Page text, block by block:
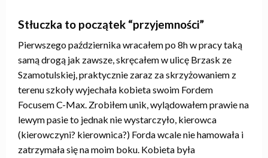
Stłuczka to początek “przyjemności”
Pierwszego października wracałem po 8h w pracy taką
samą drogą jak zawsze, skręcałem w ulicę Brzask ze
Szamotulskiej, praktycznie zaraz za skrzyżowaniem z
terenu szkoły wyjechała kobieta swoim Fordem
Focusem C-Max. Zrobiłem unik, wylądowałem prawie na
lewym pasie to jednak nie wystarczyło, kierowca
(kierowczyni? kierownica?) Forda wcale nie hamowała i
zatrzymała się na moim boku. Kobieta była